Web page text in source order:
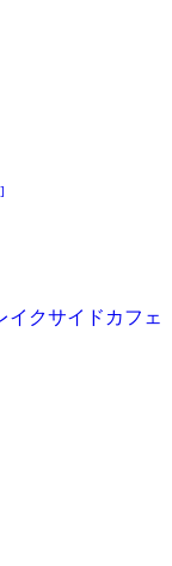
イクサイドカフェ